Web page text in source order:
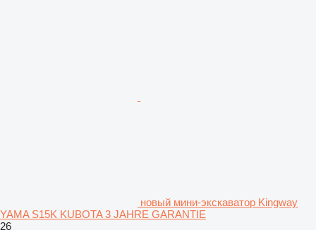
новый мини-экскаватор Kingway
YAMA S15K KUBOTA 3 JAHRE GARANTIE
26